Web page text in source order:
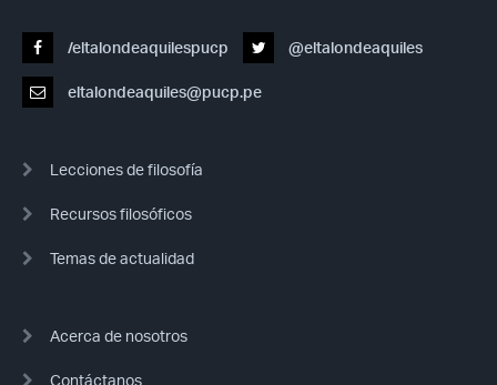
/eltalondeaquilespucp @eltalondeaquiles
eltalondeaquiles@pucp.pe
Lecciones de filosofía
Recursos filosóficos
Temas de actualidad
Acerca de nosotros
Contáctanos